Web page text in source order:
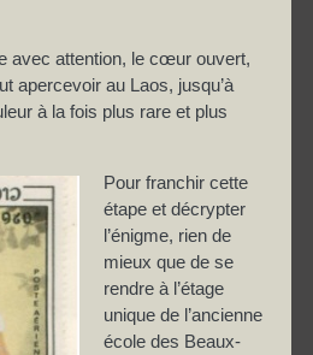
avec attention, le cœur ouvert,
apercevoir au Laos, jusqu’à
à la fois plus rare et plus
Pour franchir cette
étape et décrypter
l’énigme, rien de
mieux que de se
rendre à l’étage
unique de l’ancienne
école des Beaux-